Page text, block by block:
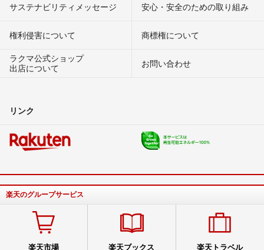
サステナビリティメッセージ 安心・安全のための取り組み
権利侵害について
商標権について
ラクマ公式ショップ
出店について
お問い合わせ
リンク
楽天のグループサービス
楽天市場 楽天ブックス 楽天トラベル